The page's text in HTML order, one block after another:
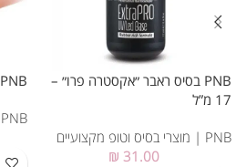
PNB בסיס ראבר ״אקסטרה פרו״ –
17 מ”ל
PNB | מוצרי בסיס וטופ מקצועיים
₪ 31.00
PNB בסיס צבעוני ורוד 8 מ”ל
PNB | מוצרי בסיס וטופ מקצועיים